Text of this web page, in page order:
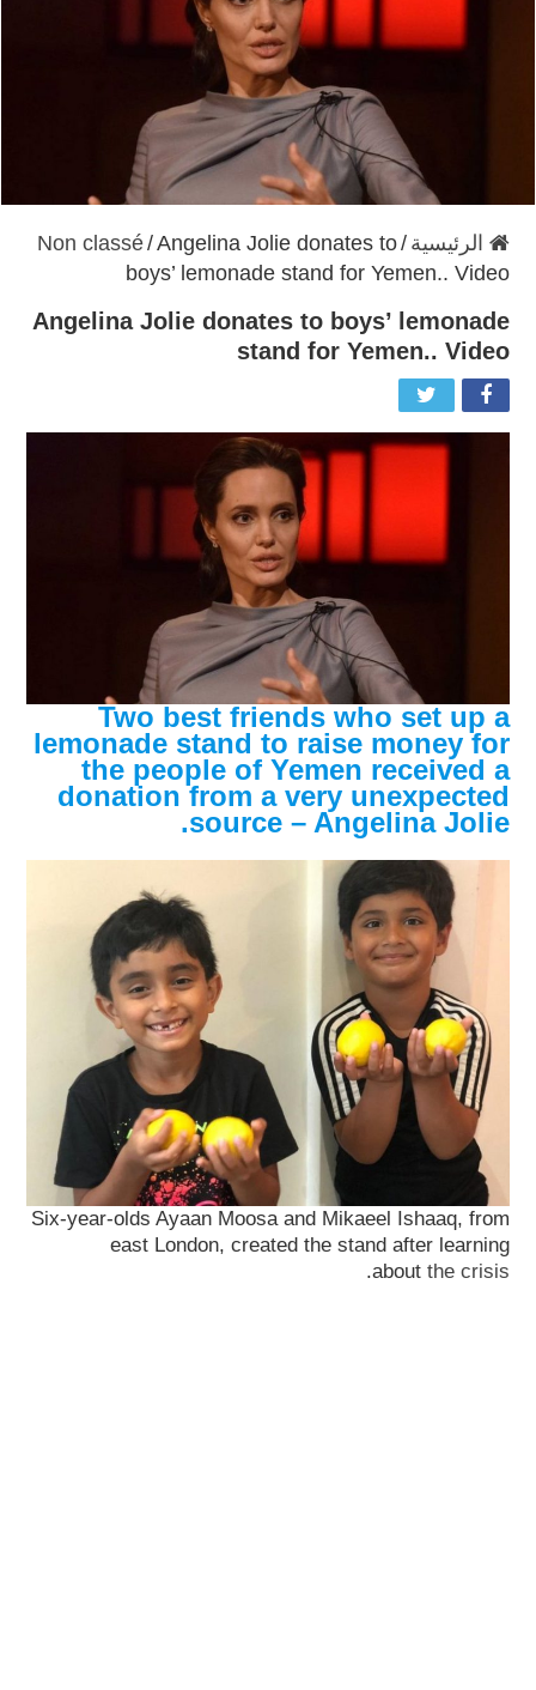
الرئيسية /
Non classé / Angelina Jolie donates to
boys’ lemonade stand for Yemen.. Video
Angelina Jolie donates to boys’ lemonade
stand for Yemen.. Video
Two best friends who set up a
lemonade stand to raise money for
the people of Yemen received a
donation from a very unexpected
source – Angelina Jolie.
Six-year-olds Ayaan Moosa and Mikaeel Ishaaq, from
east London, created the stand after learning
aboutthe crisis
.